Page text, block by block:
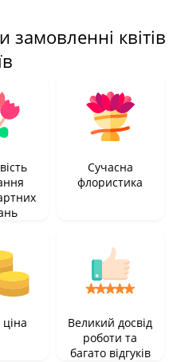
квітів
Сучасна
флористика
Великий досвід
роботи та
багато відгуків